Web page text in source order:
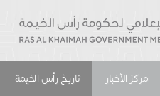
مركز الأخبار تاريخ رأس الخيمة